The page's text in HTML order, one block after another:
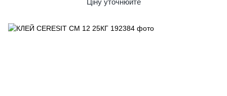
Ціну уточнюйте